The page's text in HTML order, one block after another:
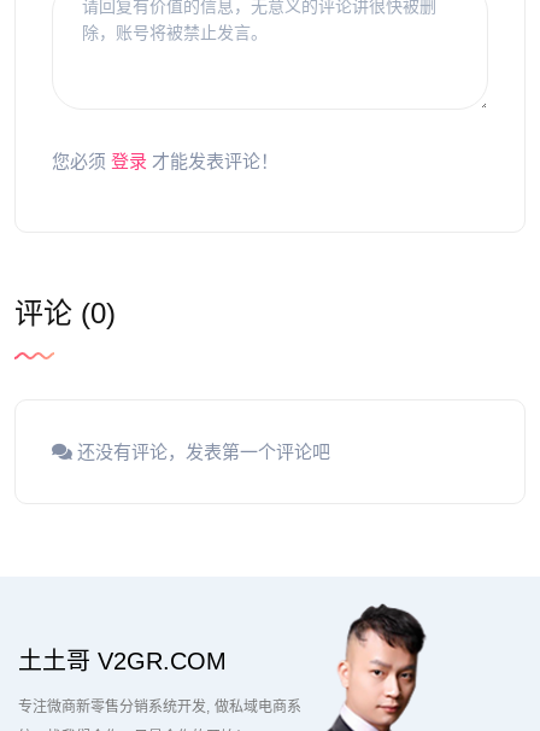
您必须 登录 才能发表评论！
评论 (0)
还没有评论，发表第一个评论吧
土土哥 V2GR.COM
专注微商新零售分销系统开发 做私域电商系